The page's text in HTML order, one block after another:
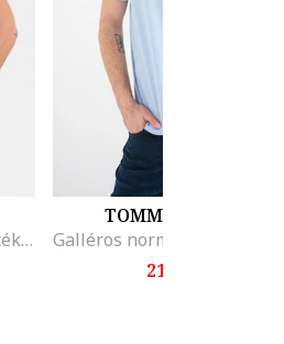
Galléros póló cipzáros hasítékkal, Drapp
TOMMY HILFIGER
21.399 Ft